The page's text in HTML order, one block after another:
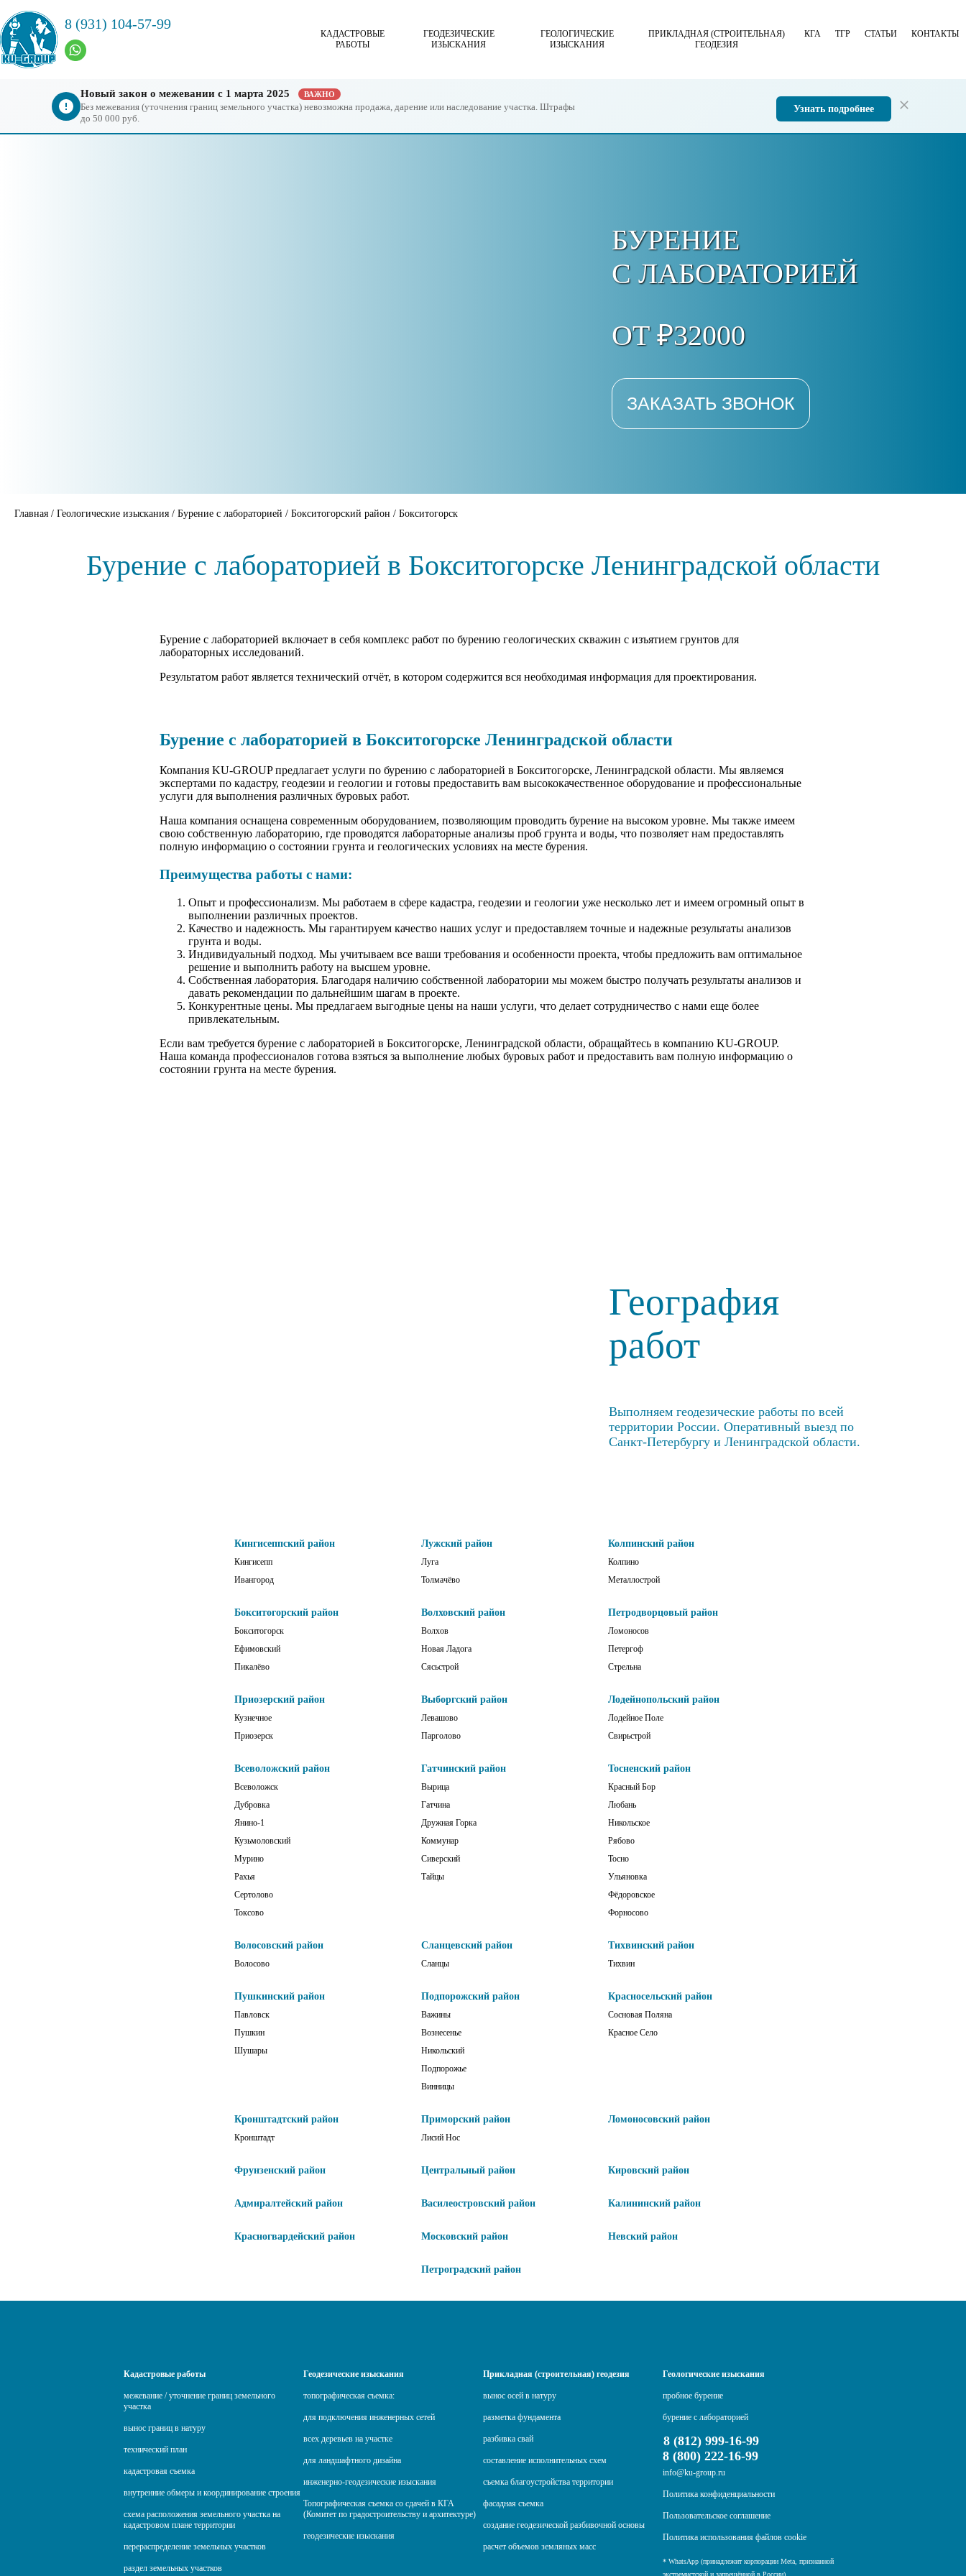
8 (931) 104-57-99
КАДАСТРОВЫЕ
РАБОТЫ
ГЕОДЕЗИЧЕСКИЕ
ИЗЫСКАНИЯ
ГЕОЛОГИЧЕСКИЕ
ИЗЫСКАНИЯ
ПРИКЛАДНАЯ (СТРОИТЕЛЬНАЯ)
ГЕОДЕЗИЯ
КГА ТГР СТАТЬИ КОНТАКТЫ
Новый закон о межевании с 1 марта 2025 ВАЖНО
Без межевания (уточнения границ земельного участка) невозможна продажа, дарение или наследование участка. Штрафы
до 50 000 руб.
Узнать подробнее
БУРЕНИЕ
С ЛАБОРАТОРИЕЙ
ОТ ₽32000
ЗАКАЗАТЬ ЗВОНОК
Главная / Геологические изыскания / Бурение с лабораторией / Бокситогорский район / Бокситогорск
Бурение с лабораторией в Бокситогорске Ленинградской области
Бурение с лабораторией включает в себя комплекс работ по бурению геологических скважин с изъятием грунтов для
лабораторных исследований.
Результатом работ является технический отчёт, в котором содержится вся необходимая информация для проектирования.
Бурение с лабораторией в Бокситогорске Ленинградской области
Компания KU-GROUP предлагает услуги по бурению с лабораторией в Бокситогорске, Ленинградской области. Мы являемся
экспертами по кадастру, геодезии и геологии и готовы предоставить вам высококачественное оборудование и профессиональные
услуги для выполнения различных буровых работ.
Наша компания оснащена современным оборудованием, позволяющим проводить бурение на высоком уровне. Мы также имеем
свою собственную лабораторию, где проводятся лабораторные анализы проб грунта и воды, что позволяет нам предоставлять
полную информацию о состоянии грунта и геологических условиях на месте бурения.
Преимущества работы с нами:
Опыт и профессионализм. Мы работаем в сфере кадастра, геодезии и геологии уже несколько лет и имеем огромный опыт в
выполнении различных проектов.
Качество и надежность. Мы гарантируем качество наших услуг и предоставляем точные и надежные результаты анализов
грунта и воды.
Индивидуальный подход. Мы учитываем все ваши требования и особенности проекта, чтобы предложить вам оптимальное
решение и выполнить работу на высшем уровне.
Собственная лаборатория. Благодаря наличию собственной лаборатории мы можем быстро получать результаты анализов и
давать рекомендации по дальнейшим шагам в проекте.
Конкурентные цены. Мы предлагаем выгодные цены на наши услуги, что делает сотрудничество с нами еще более
привлекательным.
Если вам требуется бурение с лабораторией в Бокситогорске, Ленинградской области, обращайтесь в компанию KU-GROUP.
Наша команда профессионалов готова взяться за выполнение любых буровых работ и предоставить вам полную информацию о
состоянии грунта на месте бурения.
География
работ
Выполняем геодезические работы по всей
территории России. Оперативный выезд по
Санкт-Петербургу и Ленинградской области.
Кингисеппский район
Кингисепп
Ивангород
Лужский район
Луга
Толмачёво
Колпинский район
Колпино
Металлострой
Бокситогорский район
Бокситогорск
Ефимовский
Пикалёво
Волховский район
Волхов
Новая Ладога
Сясьстрой
Петродворцовый район
Ломоносов
Петергоф
Стрельна
Приозерский район
Кузнечное
Приозерск
Выборгский район
Левашово
Парголово
Лодейнопольский район
Лодейное Поле
Свирьстрой
Всеволожский район
Всеволожск
Дубровка
Янино-1
Кузьмоловский
Мурино
Рахья
Сертолово
Токсово
Гатчинский район
Вырица
Гатчина
Дружная Горка
Коммунар
Сиверский
Тайцы
Тосненский район
Красный Бор
Любань
Никольское
Рябово
Тосно
Ульяновка
Фёдоровское
Форносово
Волосовский район
Волосово
Сланцевский район
Сланцы
Тихвинский район
Тихвин
Пушкинский район
Павловск
Пушкин
Шушары
Подпорожский район
Важины
Вознесенье
Никольский
Подпорожье
Винницы
Красносельский район
Сосновая Поляна
Красное Село
Кронштадтский район
Кронштадт
Приморский район
Лисий Нос
Ломоносовский район
Фрунзенский район Центральный район Кировский район
Адмиралтейский район Василеостровский район Калининский район
Красногвардейский район Московский район Невский район
Петроградский район
Кадастровые работы
межевание / уточнение границ земельного
участка
вынос границ в натуру
технический план
кадастровая съемка
внутренние обмеры и координирование строения
схема расположения земельного участка на
кадастровом плане территории
перераспределение земельных участков
раздел земельных участков
Геодезические изыскания
топографическая съемка:
для подключения инженерных сетей
всех деревьев на участке
для ландшафтного дизайна
инженерно-геодезические изыскания
Топографическая съемка со сдачей в КГА
(Комитет по градостроительству и архитектуре)
геодезические изыскания
Прикладная (строительная) геодезия
вынос осей в натуру
разметка фундамента
разбивка свай
составление исполнительных схем
съемка благоустройства территории
фасадная съемка
создание геодезической разбивочной основы
расчет объемов земляных масс
Геологические изыскания
пробное бурение
бурение с лабораторией
8 (812) 999-16-99
8 (800) 222-16-99
info@ku-group.ru
Политика конфиденциальности
Пользовательское соглашение
Политика использования файлов cookie
* WhatsApp (принадлежит корпорации Meta, признанной
экстремистской и запрещённой в России)